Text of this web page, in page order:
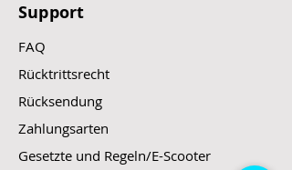
Support
FAQ
Rücktrittsrecht
Rücksendung
Zahlungsarten
Gesetzte und Regeln/E-Scooter